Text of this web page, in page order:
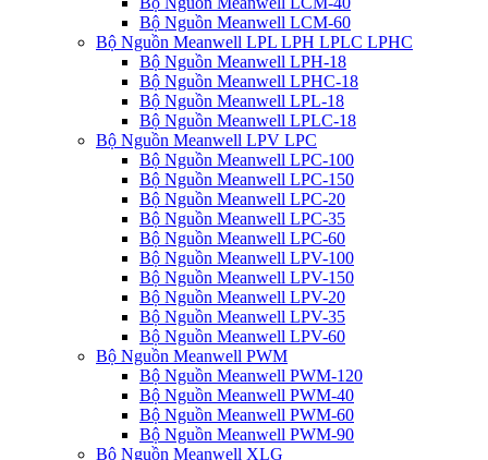
Bộ Nguồn Meanwell LCM-60
Bộ Nguồn Meanwell LPL LPH LPLC LPHC
Bộ Nguồn Meanwell LPH-18
Bộ Nguồn Meanwell LPHC-18
Bộ Nguồn Meanwell LPL-18
Bộ Nguồn Meanwell LPLC-18
Bộ Nguồn Meanwell LPV LPC
Bộ Nguồn Meanwell LPC-100
Bộ Nguồn Meanwell LPC-150
Bộ Nguồn Meanwell LPC-20
Bộ Nguồn Meanwell LPC-35
Bộ Nguồn Meanwell LPC-60
Bộ Nguồn Meanwell LPV-100
Bộ Nguồn Meanwell LPV-150
Bộ Nguồn Meanwell LPV-20
Bộ Nguồn Meanwell LPV-35
Bộ Nguồn Meanwell LPV-60
Bộ Nguồn Meanwell PWM
Bộ Nguồn Meanwell PWM-120
Bộ Nguồn Meanwell PWM-40
Bộ Nguồn Meanwell PWM-60
Bộ Nguồn Meanwell PWM-90
Bộ Nguồn Meanwell XLG